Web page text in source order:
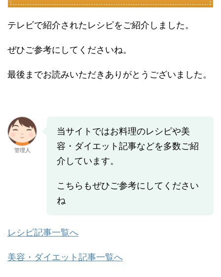
テレビで紹介されたレシピをご紹介しました。
ぜひご参考にしてくださいね。
最後までお読みいただきありがとうございました。
管理人
当サイトではお料理のレシピや美
容・ダイエット記事などを多数ご紹
介しています。
こちらもぜひご参考にしてください
ね
レシピ記事一覧へ
美容・ダイエット記事一覧へ